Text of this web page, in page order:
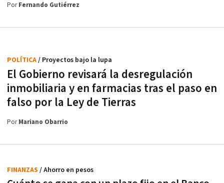
PorFernando Gutiérrez
El Gobierno revisará la desregulación
inmobiliaria y en farmacias tras el paso en
falso por la Ley de Tierras
POLÍTICA/ Proyectos bajo la lupa
PorMariano Obarrio
FINANZAS / Ahorro en pesos